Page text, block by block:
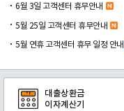
6월 3일 고객센터 휴무안내
5월 25일 고객센터 휴무안내
5월 연휴 고객센터 휴무 일정 안내
대출상환금
이자계산기